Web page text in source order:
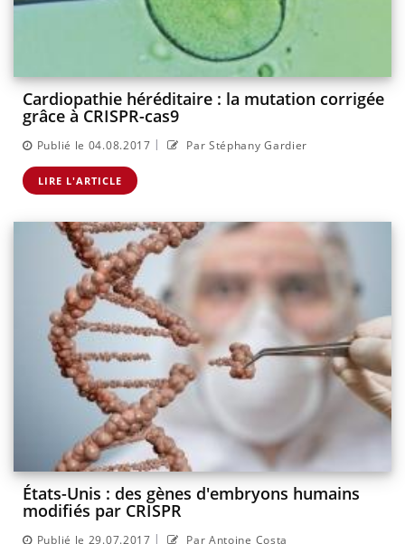
Cardiopathie héréditaire : la mutation corrigée
grâce à CRISPR-cas9
Publié le 04.08.2017 | Par Stéphany Gardier
LIRE L'ARTICLE
États-Unis : des gènes d'embryons humains
modifiés par CRISPR
Publié le 29.07.2017 | Par Antoine Costa